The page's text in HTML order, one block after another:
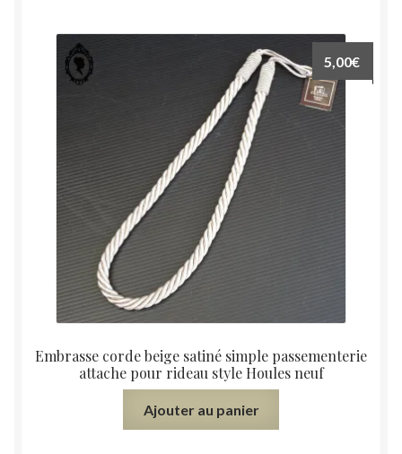
Embrasse corde beige satiné simple passementerie
attache pour rideau style Houles neuf
5,00€
Ajouter au panier